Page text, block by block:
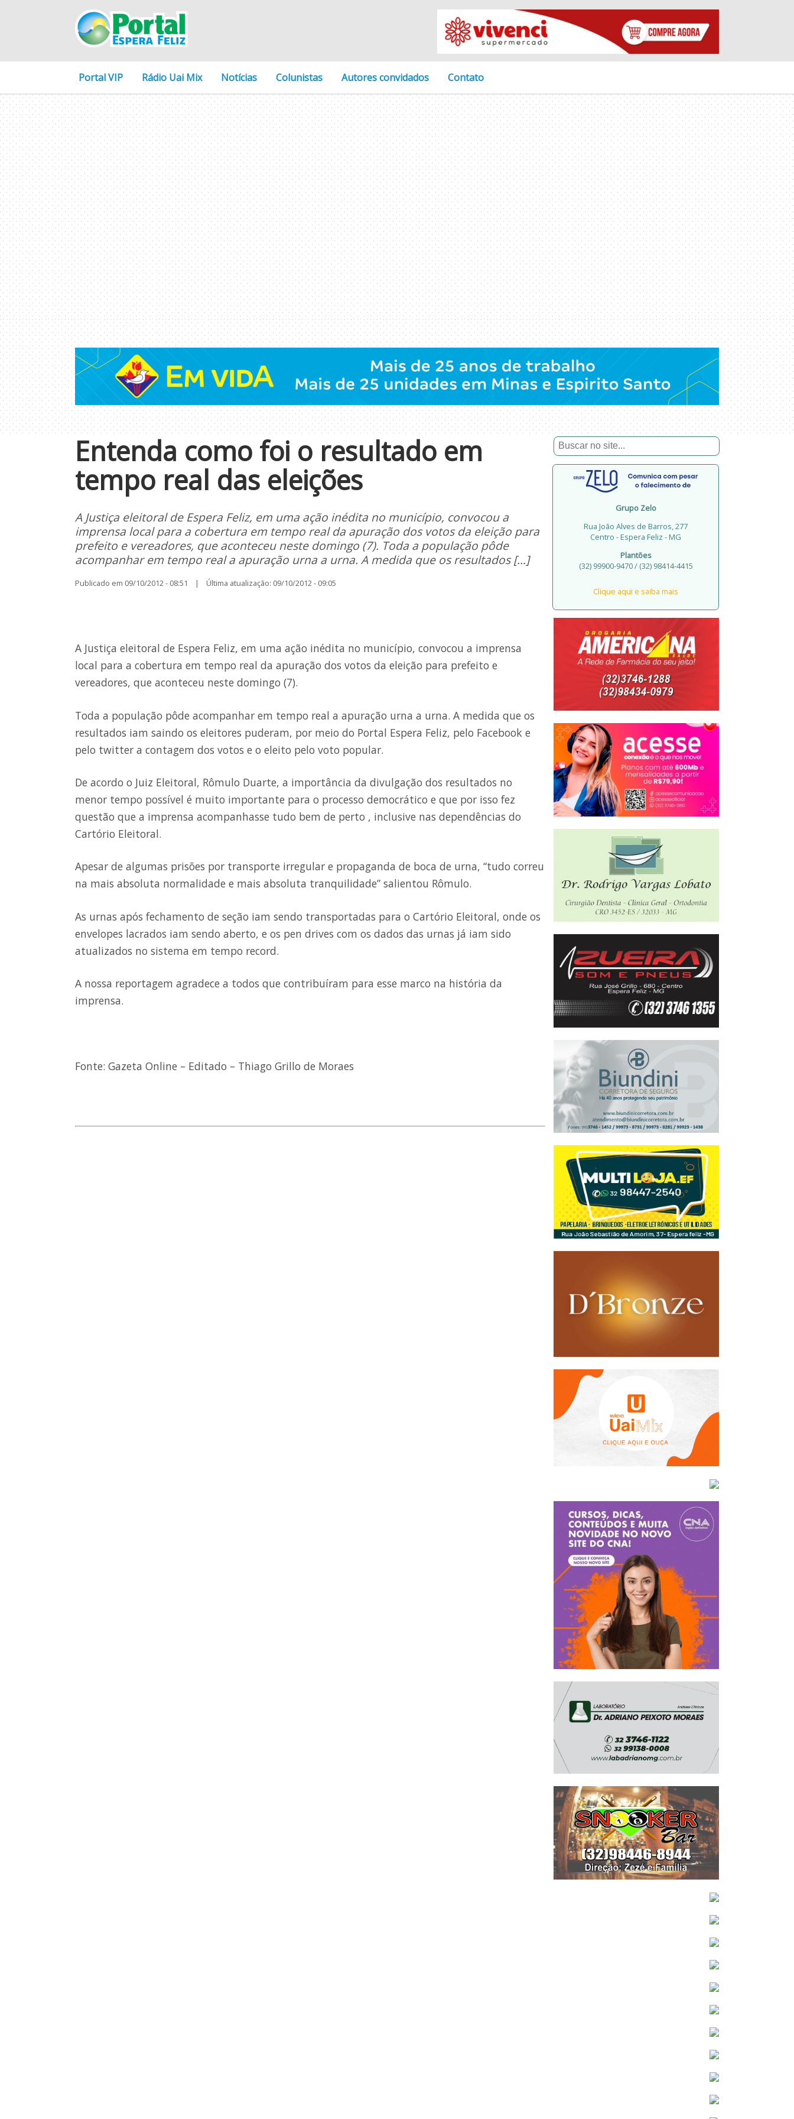
Portal VIP Rádio Uai Mix Notícias Colunistas Autores convidados Contato
Entenda como foi o resultado em
tempo real das eleições
A Justiça eleitoral de Espera Feliz, em uma ação inédita no município, convocou a
imprensa local para a cobertura em tempo real da apuração dos votos da eleição para
prefeito e vereadores, que aconteceu neste domingo (7). Toda a população pôde
acompanhar em tempo real a apuração urna a urna. A medida que os resultados […]
Publicado em 09/10/2012 - 08:51 | Última atualização: 09/10/2012 - 09:05
A Justiça eleitoral de Espera Feliz, em uma ação inédita no município, convocou a imprensa
local para a cobertura em tempo real da apuração dos votos da eleição para prefeito e
vereadores, que aconteceu neste domingo (7).
Toda a população pôde acompanhar em tempo real a apuração urna a urna. A medida que os
resultados iam saindo os eleitores puderam, por meio do Portal Espera Feliz, pelo Facebook e
pelo twitter a contagem dos votos e o eleito pelo voto popular.
De acordo o Juiz Eleitoral, Rômulo Duarte, a importância da divulgação dos resultados no
menor tempo possível é muito importante para o processo democrático e que por isso fez
questão que a imprensa acompanhasse tudo bem de perto , inclusive nas dependências do
Cartório Eleitoral.
Apesar de algumas prisões por transporte irregular e propaganda de boca de urna, “tudo correu
na mais absoluta normalidade e mais absoluta tranquilidade” salientou Rômulo.
As urnas após fechamento de seção iam sendo transportadas para o Cartório Eleitoral, onde os
envelopes lacrados iam sendo aberto, e os pen drives com os dados das urnas já iam sido
atualizados no sistema em tempo record.
A nossa reportagem agradece a todos que contribuíram para esse marco na história da
imprensa.
Fonte: Gazeta Online – Editado – Thiago Grillo de Moraes
Grupo Zelo
Rua João Alves de Barros, 277
Centro - Espera Feliz - MG
Plantões
(32) 99900-9470 / (32) 98414-4415
Clique aqui e saiba mais